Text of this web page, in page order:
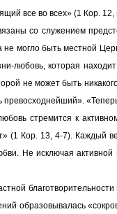
все во всех» (1 Кор. 12,
со служением
могло быть местной
любовь, которая
не может быть
стремится к
(1 Кор. 13, 4-7).
Не исключая
образовывалась